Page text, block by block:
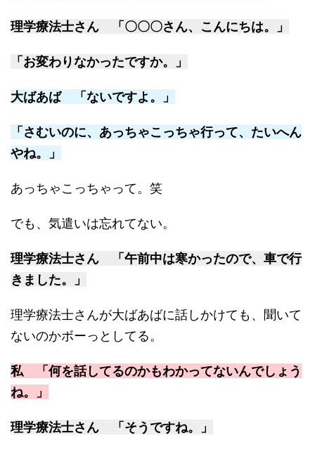
理学療法士さん 「〇〇〇さん、こんにちは。」
「お変わりなかったですか。」
大ばあば 「ないですよ。」
「さむいのに、あっちゃこっちゃ行って、たいへん
やね。」
あっちゃこっちゃって。笑
でも、気遣いは忘れてない。
理学療法士さん 「午前中は寒かったので、車で行
きました。」
理学療法士さんが大ばあばに話しかけても、聞いて
ないのかボーっとしてる。
私 「何を話してるのかもわかってないんでしょう
ね。」
理学療法士さん 「そうですね。」